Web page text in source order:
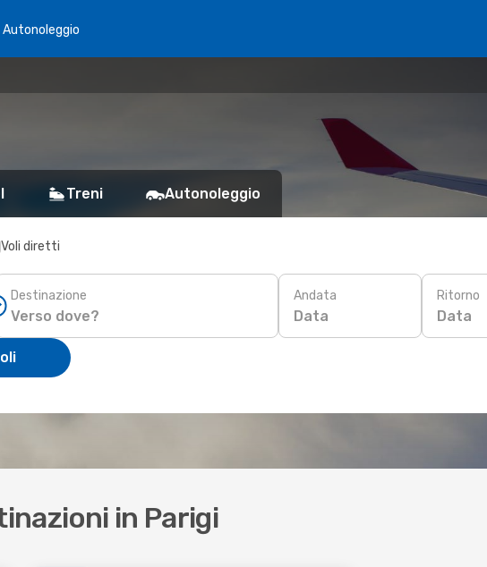
Autonoleggio
Treni Autonoleggio
Voli diretti
Destinazione Andata
Data
Ritorno
Data
in Parigi